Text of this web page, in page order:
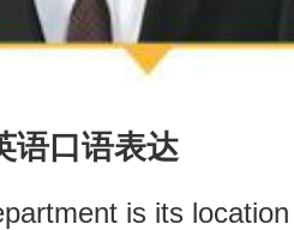
语口语表达
is its